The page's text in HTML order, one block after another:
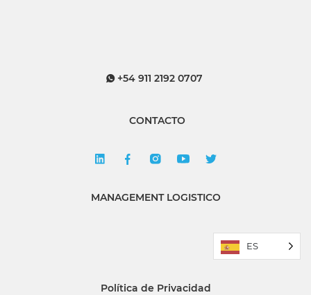
+54 911 2192 0707
CONTACTO
MANAGEMENT LOGISTICO
Política de Privacidad
ES